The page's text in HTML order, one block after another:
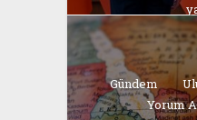
Gündem
Yorum